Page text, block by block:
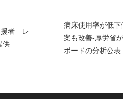
援者 レ
供
病床使用率が低
案も改善-厚労省
ボードの分析公表